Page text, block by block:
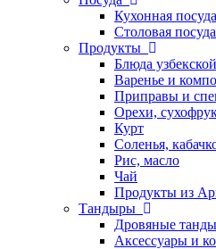
Кухонная посуда
Столовая посуда
Продукты
Блюда
Варенье и
Приправы и
Орехи,
Курт
Соленья,
Рис, масло
Чай
Продукты из
Тандыры
Дровяные
Аксессуары и